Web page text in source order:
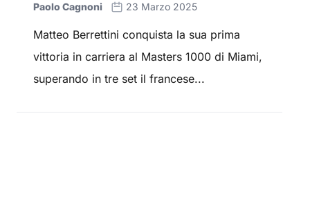
Paolo Cagnoni 23 Marzo 2025
Matteo Berrettini conquista la sua prima
vittoria in carriera al Masters 1000 di Miami,
superando in tre set il francese...